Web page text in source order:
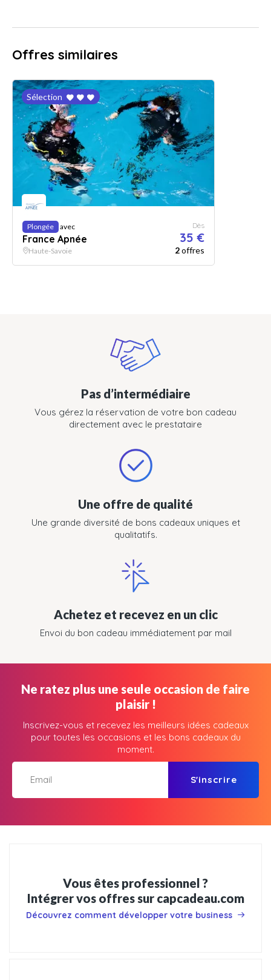
Offres similaires
Sélection
Plongée avec
France Apnée
Dès
35 €
Haute-Savoie 2offres
Pas d’intermédiaire
Vous gérez la réservation de votre bon cadeau
directement avec le prestataire
Une offre de qualité
Une grande diversité de bons cadeaux uniques et
qualitatifs.
Achetez et recevez en un clic
Envoi du bon cadeau immédiatement par mail
Ne ratez plus une seule occasion de faire
plaisir !
Inscrivez-vous et recevez les meilleurs idées cadeaux
pour toutes les occasions et les bons cadeaux du
moment.
S'inscrire
Vous êtes professionnel ?
Intégrer vos offres sur capcadeau.com
Découvrez comment développer votre business